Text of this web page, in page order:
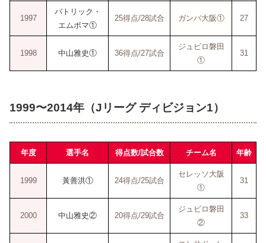
1997
パトリック・
エムボマ①
25得点/28試合 ガンバ大阪① 27
1998 中山雅史① 36得点/27試合
ジュビロ磐田
①
31
1999〜2014年（Jリーグ ディビジョン1）
年度 選手名 得点数/試合数 チーム名 年齢
1999 黃善洪① 24得点/25試合
セレッソ大阪
①
31
2000 中山雅史② 20得点/29試合
ジュビロ磐田
②
33